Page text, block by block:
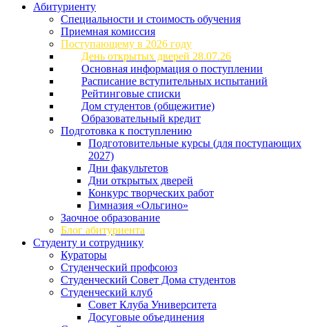
Абитуриенту
Специальности и стоимость обучения
Приемная комиссия
Поступающему в 2026 году
День открытых дверей 28.07.26
Основная информация о поступлении
Расписание вступительных испытаний
Рейтинговые списки
Дом студентов (общежитие)
Образовательный кредит
Подготовка к поступлению
Подготовительные курсы (для поступающих
2027)
Дни факультетов
Дни открытых дверей
Конкурс творческих работ
Гимназия «Ольгино»
Заочное образование
Блог абитуриента
Студенту и сотруднику
Кураторы
Студенческий профсоюз
Студенческий Совет Дома студентов
Студенческий клуб
Совет Клуба Университета
Досуговые объединения